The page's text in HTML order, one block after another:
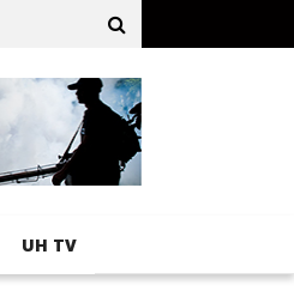
de terracería
UH TV